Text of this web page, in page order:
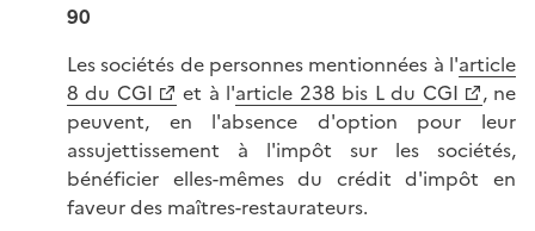
90
Les sociétés de personnes mentionnées à l'article
8 du CGI
et à l'article 238 bis L du CGI
, ne
peuvent, en l'absence d'option pour leur
assujettissement à l'impôt sur les sociétés,
bénéficier elles-mêmes du crédit d'impôt en
faveur des maîtres-restaurateurs.